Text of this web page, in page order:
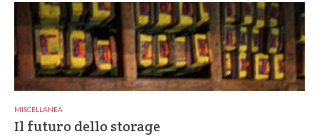
MISCELLANEA
Il futuro dello storage